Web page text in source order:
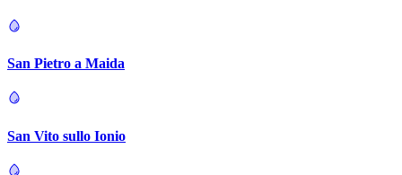
San Pietro a Maida
San Vito sullo Ionio